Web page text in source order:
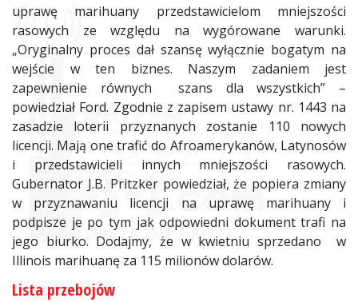
uprawę marihuany przedstawicielom mniejszości
rasowych ze względu na wygórowane warunki.
„Oryginalny proces dał szansę wyłącznie bogatym na
wejście w ten biznes. Naszym zadaniem jest
zapewnienie równych szans dla wszystkich” –
powiedział Ford. Zgodnie z zapisem ustawy nr. 1443 na
zasadzie loterii przyznanych zostanie 110 nowych
licencji. Mają one trafić do Afroamerykanów, Latynosów
i przedstawicieli innych mniejszości rasowych.
Gubernator J.B. Pritzker powiedział, że popiera zmiany
w przyznawaniu licencji na uprawę marihuany i
podpisze je po tym jak odpowiedni dokument trafi na
jego biurko. Dodajmy, że w kwietniu sprzedano w
Illinois marihuanę za 115 milionów dolarów.
Lista przebojów